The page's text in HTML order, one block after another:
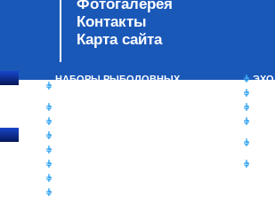
Фотогалерея
Контакты
Карта сайта
НАБОРЫ РЫБОЛОВНЫХ